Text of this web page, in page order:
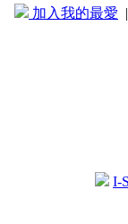
加入我的最愛 |
I-